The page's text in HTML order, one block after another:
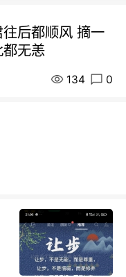
后都顺风 摘一
无恙
134 0